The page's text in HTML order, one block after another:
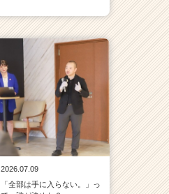
2026.07.09
「全部は手に入らない。」っ